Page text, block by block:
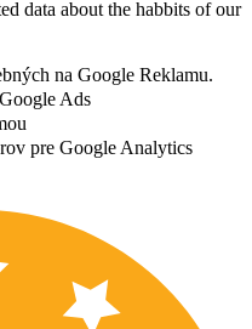
data about the habbits of our
na Google Reklamu.
Ads
pre Google Analytics